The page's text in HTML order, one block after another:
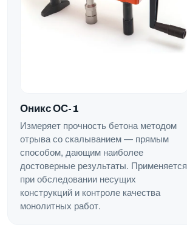
Оникс ОС-1
Измеряет прочность бетона методом
отрыва со скалыванием — прямым
способом, дающим наиболее
достоверные результаты. Применяется
при обследовании несущих
конструкций и контроле качества
монолитных работ.